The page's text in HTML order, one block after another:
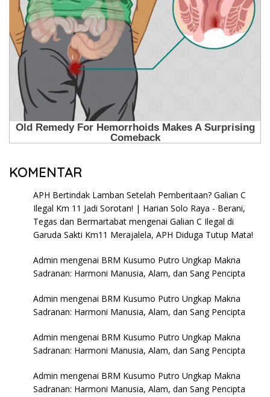
KOMENTAR
APH Bertindak Lamban Setelah Pemberitaan? Galian C
Ilegal Km 11 Jadi Sorotan! | Harian Solo Raya - Berani,
Tegas dan Bermartabat mengenai Galian C Ilegal di
Garuda Sakti Km11 Merajalela, APH Diduga Tutup Mata!
Admin mengenai BRM Kusumo Putro Ungkap Makna
Sadranan: Harmoni Manusia, Alam, dan Sang Pencipta
Admin mengenai BRM Kusumo Putro Ungkap Makna
Sadranan: Harmoni Manusia, Alam, dan Sang Pencipta
Admin mengenai BRM Kusumo Putro Ungkap Makna
Sadranan: Harmoni Manusia, Alam, dan Sang Pencipta
Admin mengenai BRM Kusumo Putro Ungkap Makna
Sadranan: Harmoni Manusia, Alam, dan Sang Pencipta